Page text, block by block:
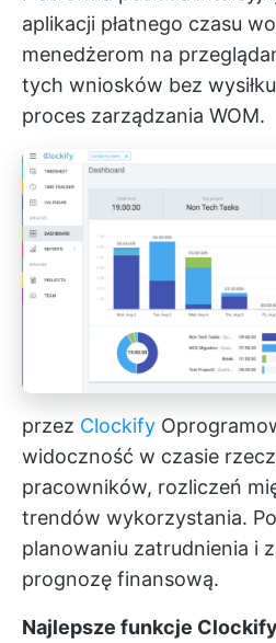
aplikacji płatnego czasu
menedżerom na
tych wniosków bez
proces zarządzania WOM.
przez Clockify
widoczność w czasie
pracowników, rozliczeń
trendów wykorzystania.
planowaniu zatrudnienia i
prognozę finansową.
Najlepsze funkcje Clockify